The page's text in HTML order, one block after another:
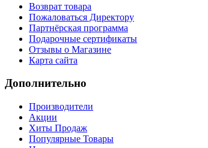
Возврат товара
Пожаловаться Директору
Партнёрская программа
Подарочные сертификаты
Отзывы о Магазине
Карта сайта
Дополнительно
Производители
Акции
Хиты Продаж
Популярные Товары